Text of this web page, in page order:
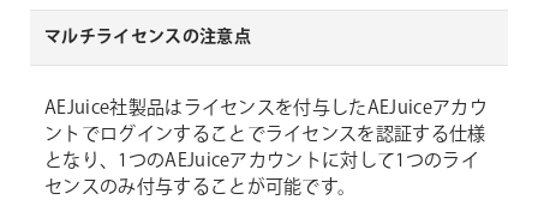
マルチライセンスの注意点
AEJuice社製品はライセンスを付与したAEJuiceアカウ
ントでログインすることでライセンスを認証する仕様
となり、1つのAEJuiceアカウントに対して1つのライ
センスのみ付与することが可能です。